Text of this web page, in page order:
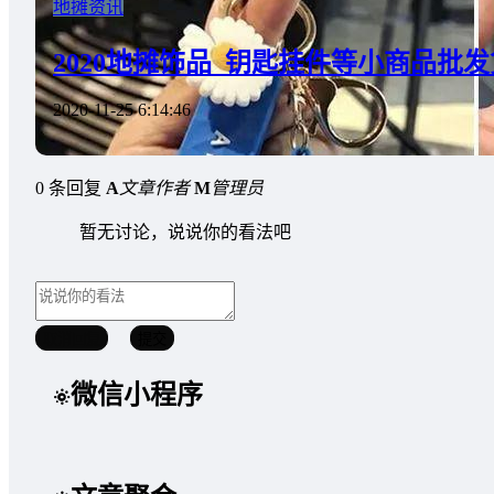
地摊资讯
2020地摊饰品_钥匙挂件等小商品批
2020-11-25 6:14:46
0 条回复 A文章作者 M管理员
暂无讨论，说说你的看法吧
微信小程序